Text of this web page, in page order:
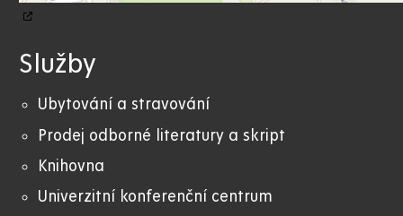
Služby
Ubytování a stravování
Prodej odborné literatury a skript
Knihovna
Univerzitní konferenční centrum